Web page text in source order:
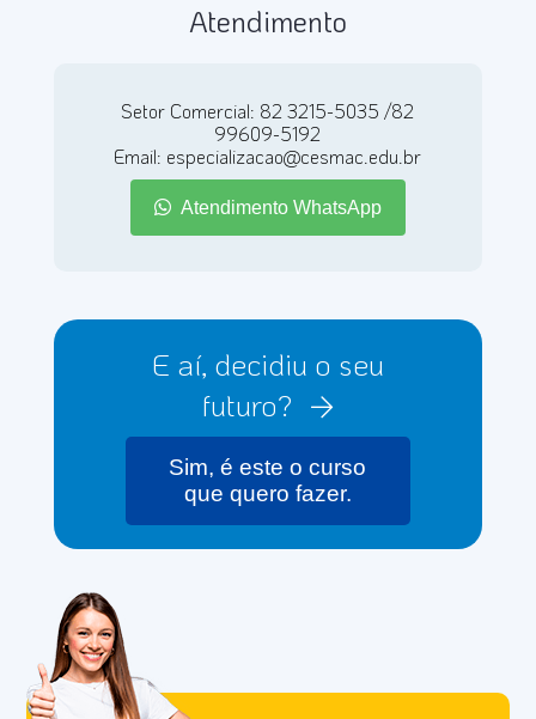
Atendimento
Setor Comercial: 82 3215-5035 /82
99609-5192
Email: especializacao@cesmac.edu.br
Atendimento WhatsApp
E aí, decidiu o seu
futuro?
Sim, é este o curso
que quero fazer.